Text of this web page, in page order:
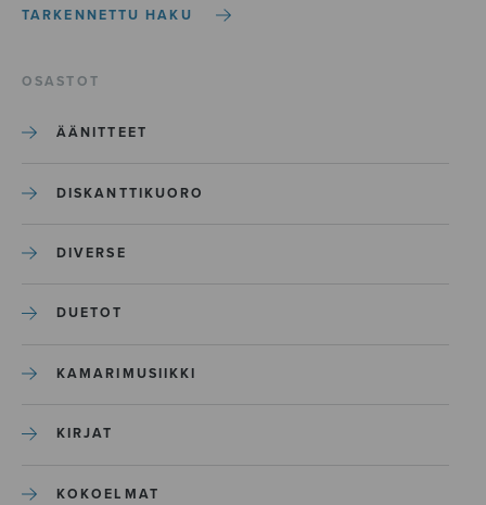
TARKENNETTU HAKU
OSASTOT
ÄÄNITTEET
DISKANTTIKUORO
DIVERSE
DUETOT
KAMARIMUSIIKKI
KIRJAT
KOKOELMAT